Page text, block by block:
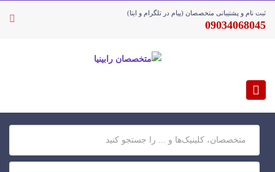
ثبت نام و پشتیبانی متخصصان (پیام در تلگرام و ایتا)
09034068045